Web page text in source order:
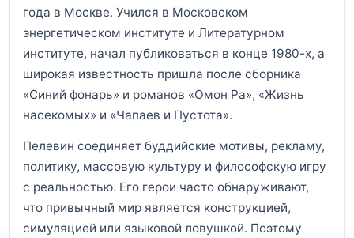
года в Москве. Учился в Московском
энергетическом институте и Литературном
институте, начал публиковаться в конце 1980-х, а
широкая известность пришла после сборника
«Синий фонарь» и романов «Омон Ра», «Жизнь
насекомых» и «Чапаев и Пустота».
Пелевин соединяет буддийские мотивы, рекламу,
политику, массовую культуру и философскую игру
с реальностью. Его герои часто обнаруживают,
что привычный мир является конструкцией,
симуляцией или языковой ловушкой. Поэтому